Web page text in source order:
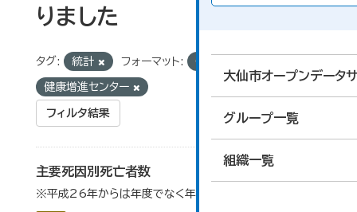
大仙市オープンデータ
グループ一覧
組織一覧
りました
タグ: 統計 フォーマット: CSV
健康増進センター
フィルタ結果
主要死因別死亡者数
※平成26年からは年度でなく年単位で算出している。